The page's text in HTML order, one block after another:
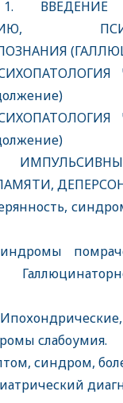
слабоумия.
синдром,